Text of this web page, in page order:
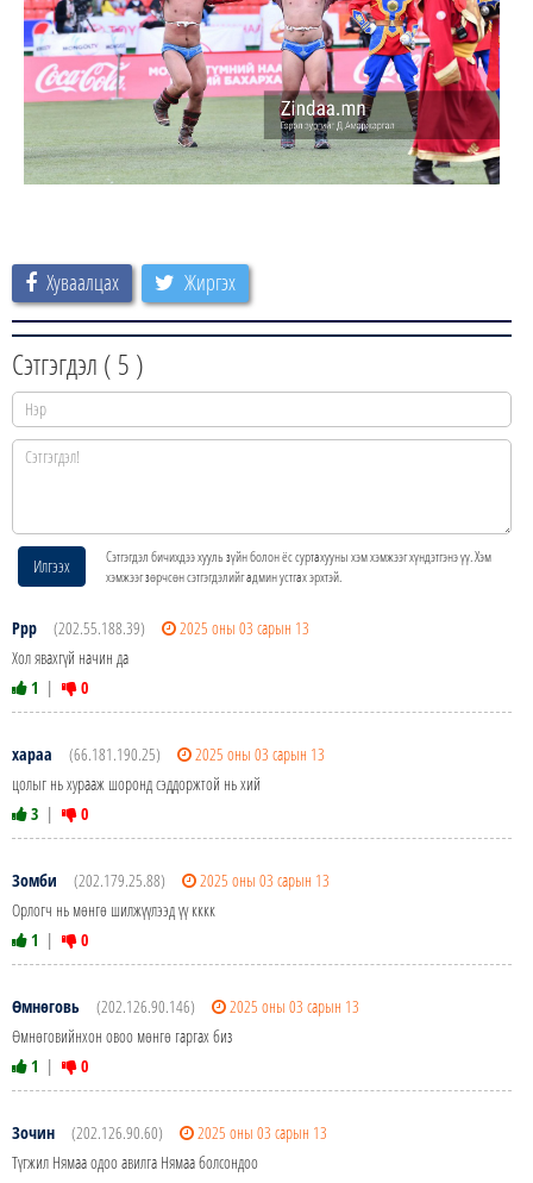
Хуваалцах Жиргэх
Сэтгэгдэл ( 5 )
Илгээх
Сэтгэгдэл бичихдээ хууль зүйн болон ёс суртахууны хэм хэмжээг хүндэтгэнэ үү. Хэм
хэмжээг зөрчсөн сэтгэгдэлийг админ устгах эрхтэй.
Ррр (202.55.188.39)
2025 оны 03 сарын 13
Хол явахгүй начин да
1 | 0
хараа (66.181.190.25)
2025 оны 03 сарын 13
цолыг нь хурааж шоронд сэддоржтой нь хий
3 | 0
Зомби (202.179.25.88)
2025 оны 03 сарын 13
Орлогч нь мөнгө шилжүүлээд үү кккк
1 | 0
Өмнөговь (202.126.90.146)
2025 оны 03 сарын 13
Өмнөговийнхон овоо мөнгө гаргах биз
1 | 0
Зочин (202.126.90.60)
2025 оны 03 сарын 13
Түгжил Нямаа одоо авилга Нямаа болсондоо